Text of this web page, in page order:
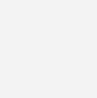
Aufgabe
im Fokus